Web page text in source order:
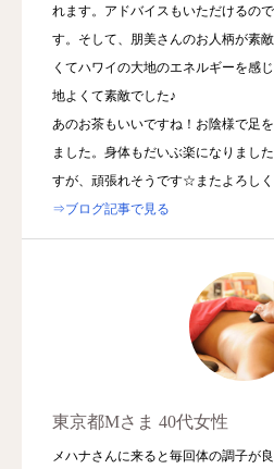
れます。アドバイスもいただけるの
す。そして、朋美さんのお人柄が素
くてハワイの大地のエネルギーを感
地よくて素敵でした♪
あのお茶もいいですね！お陰様で足
ました。身体もだいぶ楽になりまし
すが、頑張れそうです☆またよろしく
⇒ブログ記事で見る
東京都Mさま 40代女性
メハナさんに来ると毎回体の調子が